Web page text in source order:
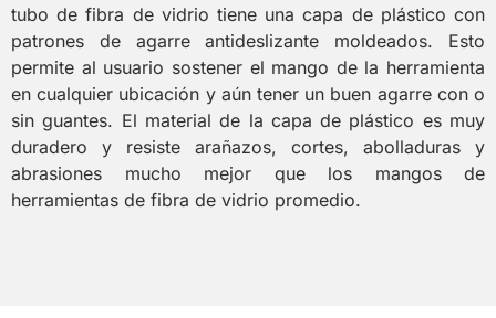
tubo de fibra de vidrio tiene una capa de plástico con
patrones de agarre antideslizante moldeados. Esto
permite al usuario sostener el mango de la herramienta
en cualquier ubicación y aún tener un buen agarre con o
sin guantes. El material de la capa de plástico es muy
duradero y resiste arañazos, cortes, abolladuras y
abrasiones mucho mejor que los mangos de
herramientas de fibra de vidrio promedio.